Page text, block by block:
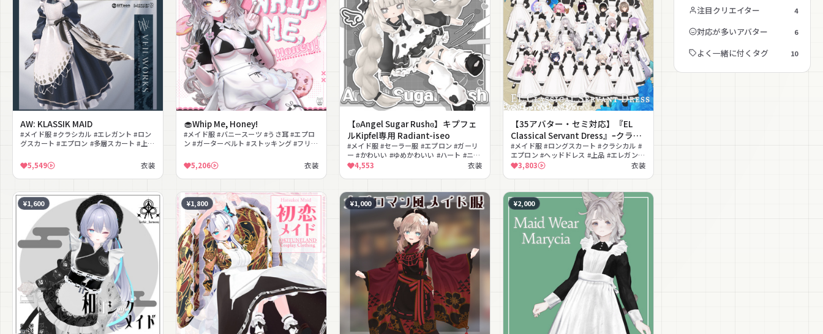
AW: KLASSIK MAID
#メイド服 #クラシカル #エレガント #ロン
グスカート #エプロン #多層スカート #上品
5,549
衣装
🧁Whip Me, Honey!
#メイド服 #バニースーツ #うさ耳 #エプロ
ン #ガーターベルト #ストッキング #フリル
5,206
衣装
【ʚAngel Sugar Rushɞ】キプフェ
ルKipfel専用 Radiant-iseo
#メイド服 #セーラー服 #エプロン #ガーリ
ー #かわいい #ゆめかわいい #ハート #ニー
ハイ #lilToon対応 #シェイプキー
4,553 衣装
【35アバター・セミ対応】『EL
Classical Servant Dress』ｰクラシ
カルサーヴァントドレスｰ
#メイド服 #ロングスカート #クラシカル #
エプロン #ヘッドドレス #上品 #エレガント
#ポストアポカリプス #終末世界観 #ロング
ドレス
3,803 衣装
¥1,600 ¥1,800 ¥1,000 ¥2,000
注目クリエイター 4
対応が多いアバター 6
よく一緒に付くタグ 10